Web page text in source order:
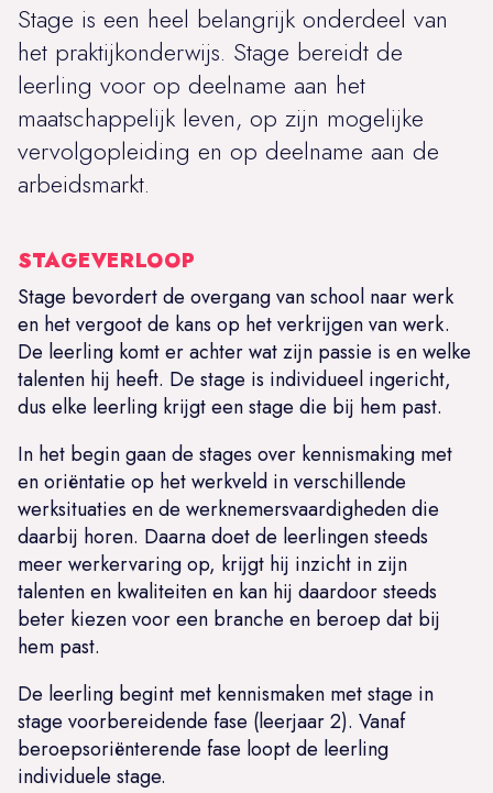
Stage is een heel belangrijk onderdeel van
het praktijkonderwijs. Stage bereidt de
leerling voor op deelname aan het
maatschappelijk leven, op zijn mogelijke
vervolgopleiding en op deelname aan de
arbeidsmarkt.
STAGEVERLOOP
Stage bevordert de overgang van school naar werk
en het vergoot de kans op het verkrijgen van werk.
De leerling komt er achter wat zijn passie is en welke
talenten hij heeft. De stage is individueel ingericht,
dus elke leerling krijgt een stage die bij hem past.
In het begin gaan de stages over kennismaking met
en oriëntatie op het werkveld in verschillende
werksituaties en de werknemersvaardigheden die
daarbij horen. Daarna doet de leerlingen steeds
meer werkervaring op, krijgt hij inzicht in zijn
talenten en kwaliteiten en kan hij daardoor steeds
beter kiezen voor een branche en beroep dat bij
hem past.
De leerling begint met kennismaken met stage in
stage voorbereidende fase (leerjaar 2). Vanaf
beroepsoriënterende fase loopt de leerling
individuele stage.